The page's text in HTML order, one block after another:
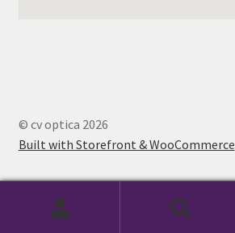
© cv optica 2026
Built with Storefront & WooCommerce